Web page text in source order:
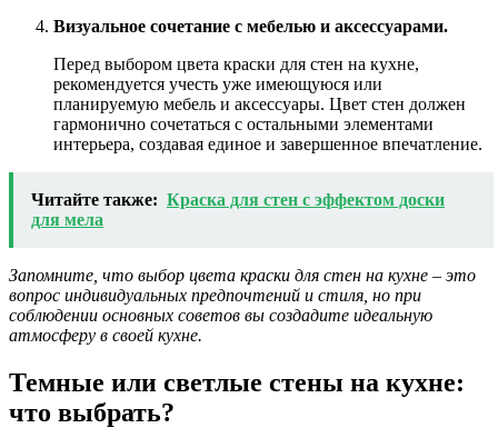
Визуальное сочетание с мебелью и аксессуарами.
Перед выбором цвета краски для стен на кухне,
рекомендуется учесть уже имеющуюся или
планируемую мебель и аксессуары. Цвет стен должен
гармонично сочетаться с остальными элементами
интерьера, создавая единое и завершенное впечатление.
Читайте также: Краска для стен с эффектом доски
для мела
Запомните, что выбор цвета краски для стен на кухне – это
вопрос индивидуальных предпочтений и стиля, но при
соблюдении основных советов вы создадите идеальную
атмосферу в своей кухне.
Темные или светлые стены на кухне:
что выбрать?